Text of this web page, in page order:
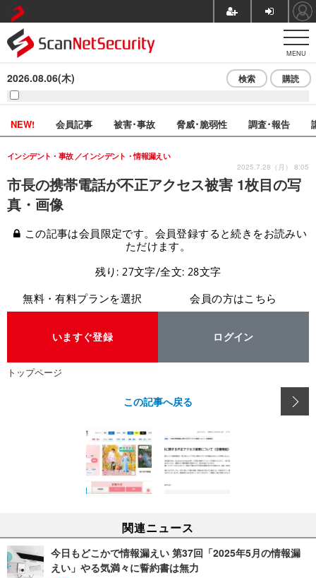
MENU
2026.08.06(木) 検索 購読
NEW! 会員記事 被害･事故 脅威･脆弱性 調査･報告
市長の携帯電話が不正アクセス被害 1枚目の写
真・画像
インシデント・事故 インシデント・情報漏えい
2025.7.28（月） 8:05
この記事は会員限定です。会員登録すると続きをお読みい
ただけます。
残り: 27文字/全文: 28文字
無料・有料プランを選択
いますぐ登録
会員の方はこちら
ログイン
トップページ
この記事へ戻る
関連ニュース
今日もどこかで情報漏えい 第37回「2025年5月の情報漏
えい」やる気満々に誓約書は無力